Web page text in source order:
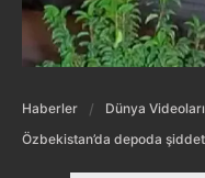
Haberler
Dünya Videoları
Özbekistan’da depoda